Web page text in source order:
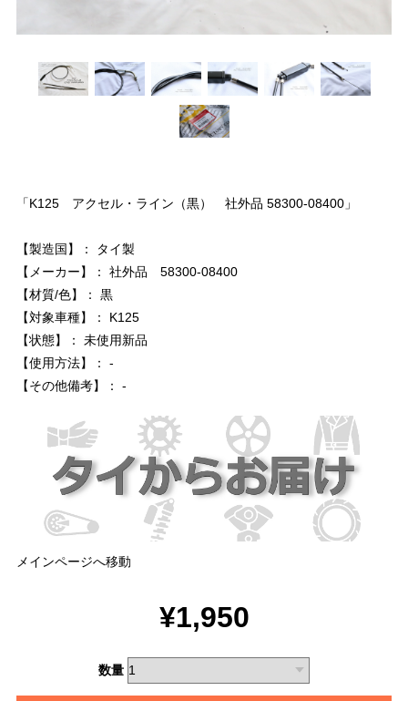
「K125 アクセル・ライン（黒） 社外品 58300-08400」
【製造国】： タイ製
【メーカー】： 社外品 58300-08400
【材質/色】： 黒
【対象車種】： K125
【状態】： 未使用新品
【使用方法】： -
【その他備考】： -
メインページへ移動
¥1,950
数量